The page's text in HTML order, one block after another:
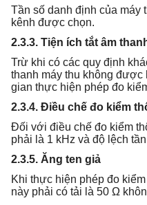
Tần số danh định của máy
kênh được chọn.
2.3.3. Tiện ích tắt âm
Trừ khi có các quy định
thanh máy thu không được
gian thực hiện phép đo
2.3.4. Điều chế đo kiểm
Đối với điều chế đo kiểm
phải là 1 kHz và độ lệch
2.3.5. Ăng ten giả
Khi thực hiện phép đo
này phải có tải là 50 Ω